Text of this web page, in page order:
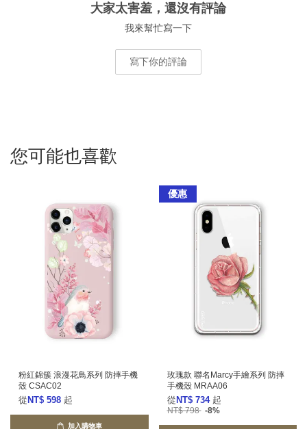
大家太害羞，還沒有評論
我來幫忙寫一下
寫下你的評論
您可能也喜歡
粉紅錦簇 浪漫花鳥系列 防摔手機
殼 CSAC02
從 NT$ 598 起
加入購物車
優惠
玫瑰款 聯名Marcy手繪系列 防摔
手機殼 MRAA06
從 NT$ 734 起
NT$ 798 -8%